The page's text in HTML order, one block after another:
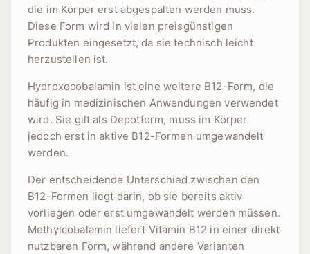
die im Körper erst abgespalten werden muss.
Diese Form wird in vielen preisgünstigen
Produkten eingesetzt, da sie technisch leicht
herzustellen ist.
Hydroxocobalamin ist eine weitere B12-Form, die
häufig in medizinischen Anwendungen verwendet
wird. Sie gilt als Depotform, muss im Körper
jedoch erst in aktive B12-Formen umgewandelt
werden.
Der entscheidende Unterschied zwischen den
B12-Formen liegt darin, ob sie bereits aktiv
vorliegen oder erst umgewandelt werden müssen.
Methylcobalamin liefert Vitamin B12 in einer direkt
nutzbaren Form, während andere Varianten